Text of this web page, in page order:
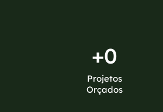
+0
Projetos
Orçados